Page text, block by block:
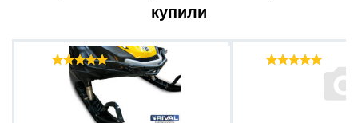
купили
Отзывы ( 1 )
Бампер + комплект крепежа... Защита днища